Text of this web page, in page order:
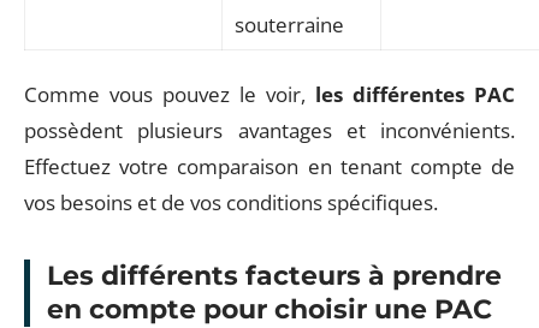
souterraine
Comme vous pouvez le voir, les différentes PAC
possèdent plusieurs avantages et inconvénients.
Effectuez votre comparaison en tenant compte de
vos besoins et de vos conditions spécifiques.
Les différents facteurs à prendre
en compte pour choisir une PAC